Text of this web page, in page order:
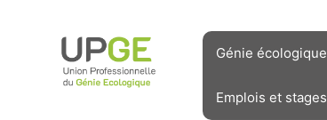
Génie écologique
Emplois et stages